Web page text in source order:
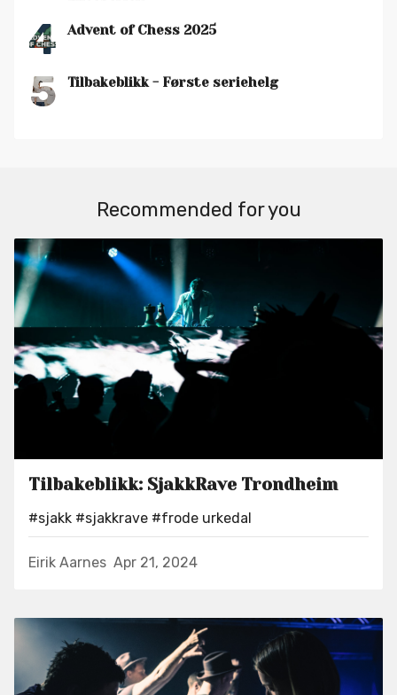
4 Advent of Chess 2025
5 Tilbakeblikk - Første seriehelg
Recommended for you
Tilbakeblikk: SjakkRave Trondheim
#sjakk #sjakkrave #frode urkedal
Eirik Aarnes Apr 21, 2024